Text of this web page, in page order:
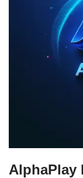
AlphaPlay